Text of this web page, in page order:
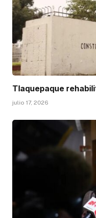
Tlaquepaque
julio 17, 2026